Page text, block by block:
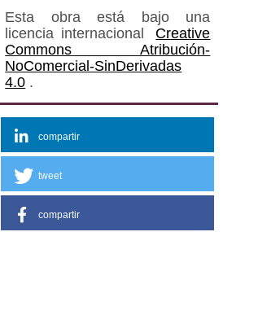
Esta obra está bajo una
licencia internacional
Creative
Commons Atribución-
NoComercial-SinDerivadas
4.0 .
compartir
tweet
compartir